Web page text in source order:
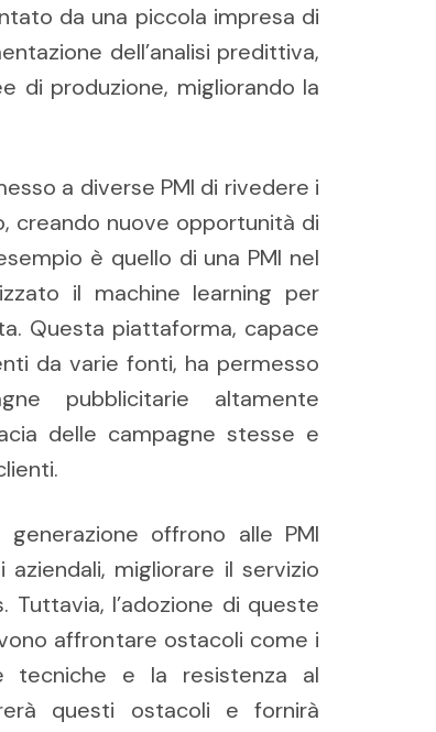
da una piccola impresa di
dell’analisi predittiva,
di produzione, migliorando la
a diverse PMI di rivedere i
creando nuove opportunità di
è quello di una PMI nel
il machine learning per
Questa piattaforma, capace
da varie fonti, ha permesso
pubblicitarie altamente
delle campagne stesse e
offrono alle PMI
migliorare il servizio
Tuttavia, l’adozione di queste
affrontare ostacoli come i
tecniche e la resistenza al
questi ostacoli e fornirà